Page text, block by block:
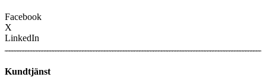
Facebook
X
LinkedIn
Kundtjänst